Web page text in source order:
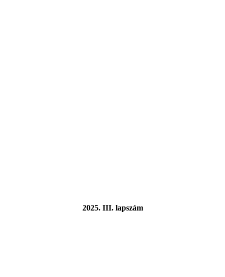
2025. III. lapszám